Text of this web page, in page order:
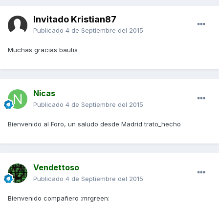
Invitado Kristian87
Publicado 4 de Septiembre del 2015
Muchas gracias bautis
Nicas
Publicado 4 de Septiembre del 2015
Bienvenido al Foro, un saludo desde Madrid trato_hecho
Vendettoso
Publicado 4 de Septiembre del 2015
Bienvenido compañero :mrgreen: